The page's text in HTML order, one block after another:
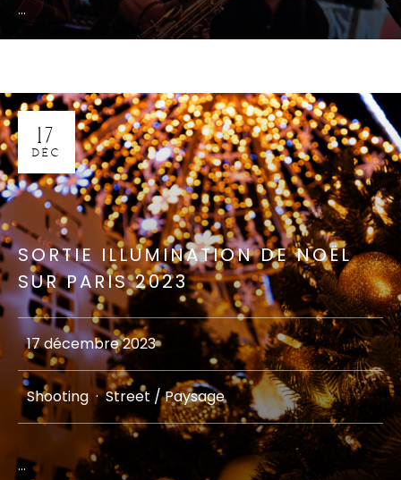
...
17
DÉC
SORTIE ILLUMINATION DE NOËL
SUR PARIS 2023
17 décembre 2023
Shooting·Street / Paysage
...